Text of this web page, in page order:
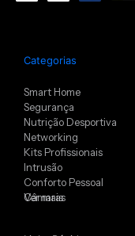
Categorias
Smart Home
Segurança
Nutrição Desportiva
Networking
Kits Profissionais
Intrusão
Conforto Pessoal
Câmaras
Ver mais